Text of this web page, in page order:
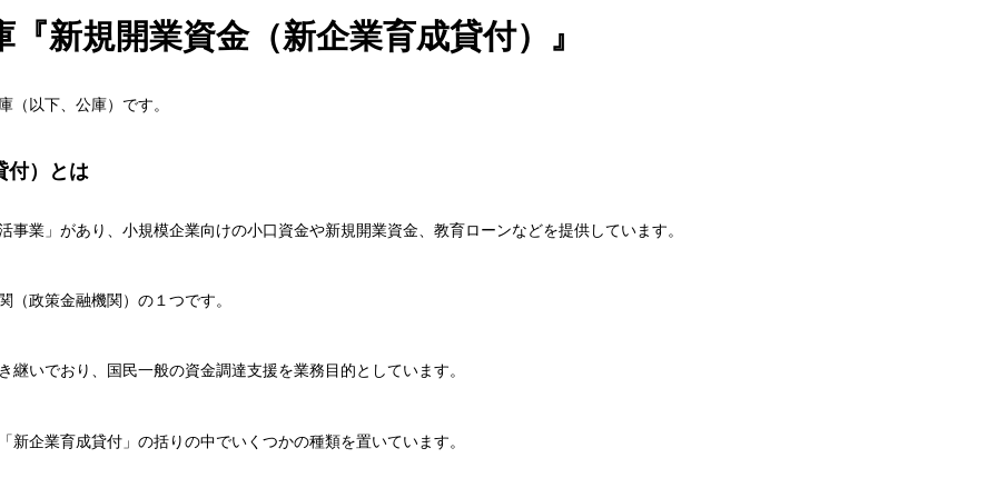
新規開業資金（新企業育成貸付）』
（以下、公庫）です。
付）とは
事業」があり、小規模企業向けの小口資金や新規開業資金、教育ローンなどを提供しています。
（政策金融機関）の１つです。
継いでおり、国民一般の資金調達支援を業務目的としています。
新企業育成貸付」の括りの中でいくつかの種類を置いています。